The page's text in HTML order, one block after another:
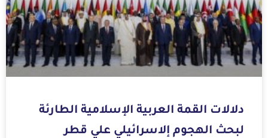
دلالات القمة العربية الإسلامية الطارئة
لبحث الهجوم إلاسرائيلي علي قطر